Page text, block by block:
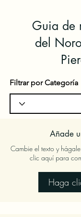
Guia de
del
Filtrar por Categoría
Añade
Cambie el texto y
clic aquí para
Haga